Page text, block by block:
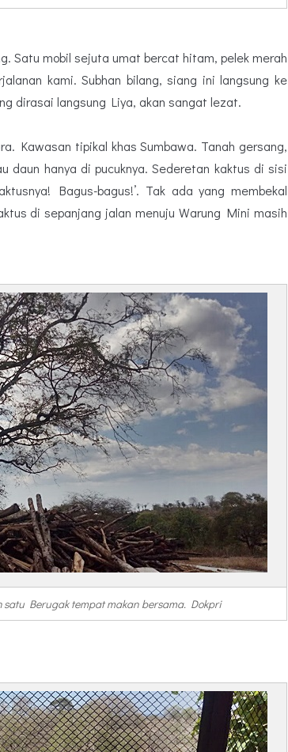
Satu mobil sejuta umat bercat hitam, pelek merah
kami. Subhan bilang, siang ini langsung ke
dirasai langsung Liya, akan sangat lezat.
Kawasan tipikal khas Sumbawa. Tanah gersang,
daun hanya di pucuknya. Sederetan kaktus di sisi
Bagus-bagus!’. Tak ada yang membekal
di sepanjang jalan menuju Warung Mini masih
Berugak tempat makan bersama. Dokpri